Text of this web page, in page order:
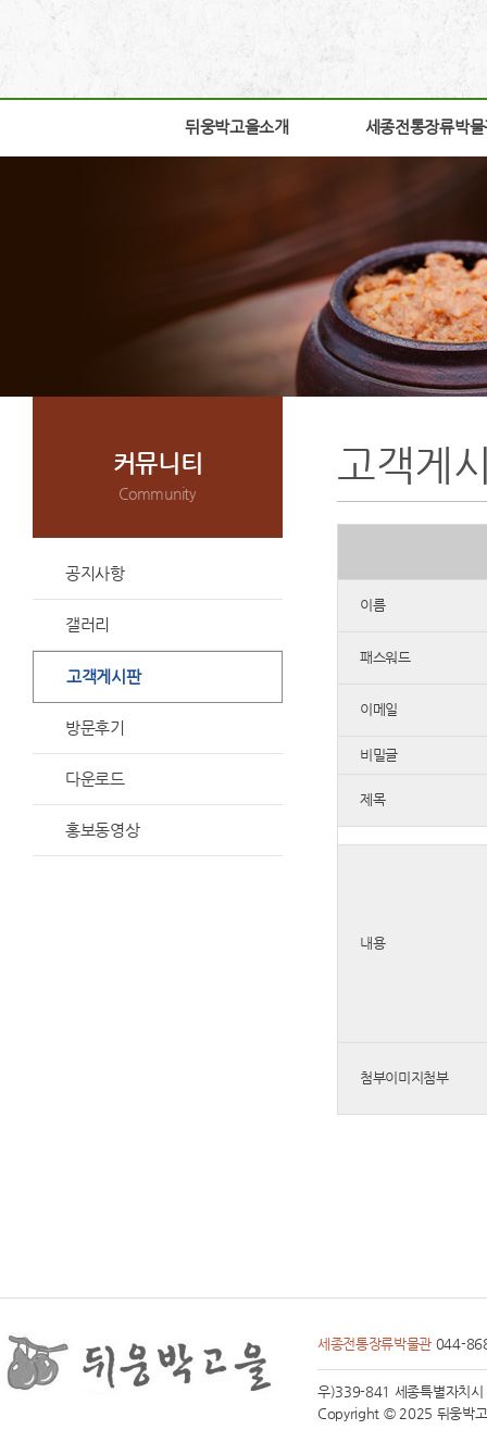
뒤웅박고을소개 세종전통장류박물
뒤웅박고을소개 세종전통장류박물
조감도
학술연구
자료실
열린공간
커뮤니티
Community
공지사항
갤러리
고객게시판
방문후기
다운로드
홍보동영상
고객게
이름
패스워드
이메일
비밀글
제목
내용
첨부이미지첨부
세종전통장류박물관 044-
우)339-841 세종특별자치
Copyright © 2025 뒤웅박